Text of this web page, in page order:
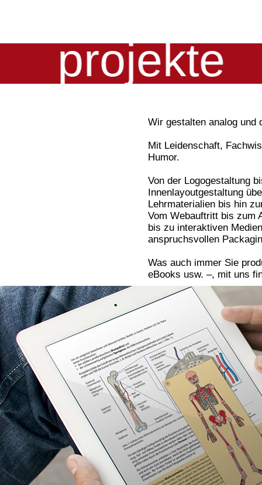
projekte
Wir gestalten analog und
Mit Leidenschaft,
Humor.
Von der Logogestaltung
Innenlayoutgestaltung
Lehrmaterialien bis hin
Vom Webauftritt bis zum
bis zu interaktiven
anspruchsvollen
Was auch immer Sie
eBooks usw. –, mit uns